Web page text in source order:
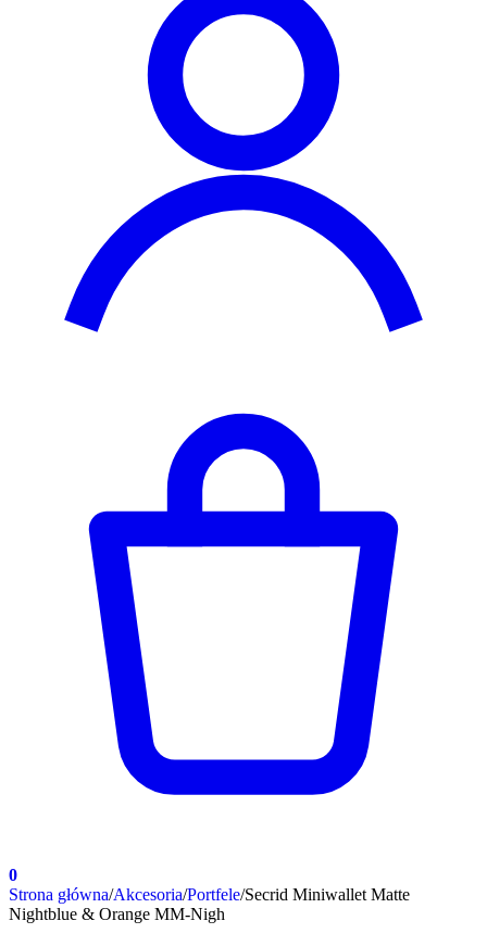
0
Strona główna/Akcesoria/Portfele/Secrid Miniwallet Matte
Nightblue & Orange MM-Nigh